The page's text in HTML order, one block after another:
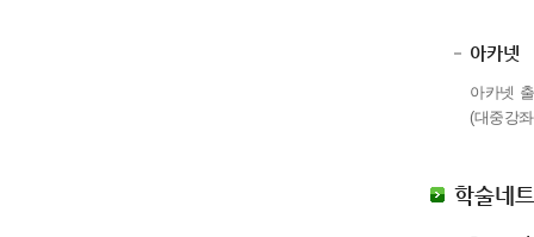
아카넷
아카넷
(대중강
학술네